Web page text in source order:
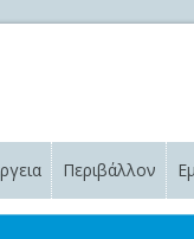
Περιβάλλον